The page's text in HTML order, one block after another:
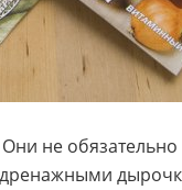
не